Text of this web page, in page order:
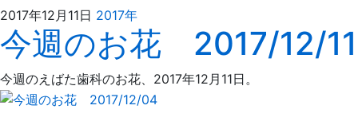
2017年12月11日 2017年2021
年
4
月
4
日
え
ば
た
歯
科
今週のお花 2017/12/11
今週のえばた歯科のお花、2017年12月11日。